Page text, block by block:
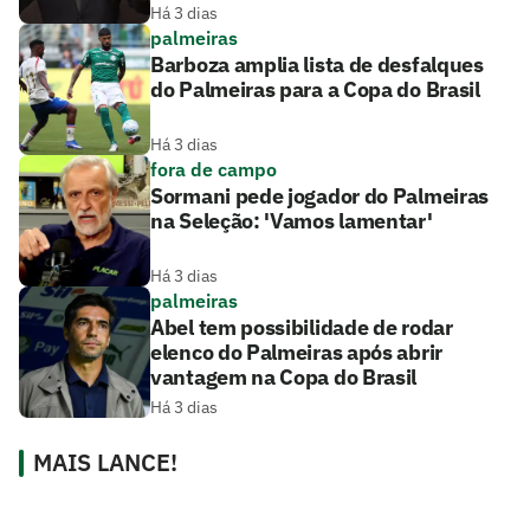
Há 3 dias
palmeiras
Barboza amplia lista de desfalques
do Palmeiras para a Copa do Brasil
Há 3 dias
fora de campo
Sormani pede jogador do Palmeiras
na Seleção: 'Vamos lamentar'
Há 3 dias
palmeiras
Abel tem possibilidade de rodar
elenco do Palmeiras após abrir
vantagem na Copa do Brasil
Há 3 dias
MAIS LANCE!